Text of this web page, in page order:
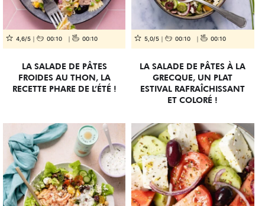
4,6/5 00:10 00:10
LA SALADE DE PÂTES
FROIDES AU THON, LA
RECETTE PHARE DE L’ÉTÉ !
5,0/5 00:10 00:10
LA SALADE DE PÂTES À LA
GRECQUE, UN PLAT
ESTIVAL RAFRAÎCHISSANT
ET COLORÉ !